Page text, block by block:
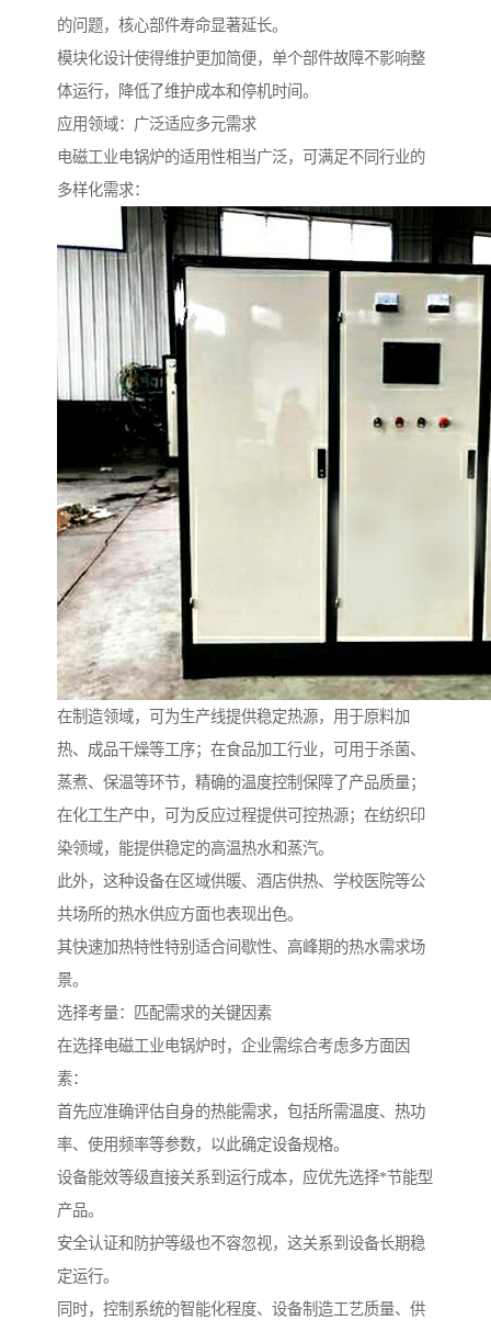
的问题，核心部件寿命显著延长。
模块化设计使得维护更加简便，单个部件故障不影响整
体运行，降低了维护成本和停机时间。
应用领域：广泛适应多元需求
电磁工业电锅炉的适用性相当广泛，可满足不同行业的
多样化需求：
在制造领域，可为生产线提供稳定热源，用于原料加
热、成品干燥等工序；在食品加工行业，可用于杀菌、
蒸煮、保温等环节，精确的温度控制保障了产品质量；
在化工生产中，可为反应过程提供可控热源；在纺织印
染领域，能提供稳定的高温热水和蒸汽。
此外，这种设备在区域供暖、酒店供热、学校医院等公
共场所的热水供应方面也表现出色。
其快速加热特性特别适合间歇性、高峰期的热水需求场
景。
选择考量：匹配需求的关键因素
在选择电磁工业电锅炉时，企业需综合考虑多方面因
素：
首先应准确评估自身的热能需求，包括所需温度、热功
率、使用频率等参数，以此确定设备规格。
设备能效等级直接关系到运行成本，应优先选择*节能型
产品。
安全认证和防护等级也不容忽视，这关系到设备长期稳
定运行。
同时，控制系统的智能化程度、设备制造工艺质量、供